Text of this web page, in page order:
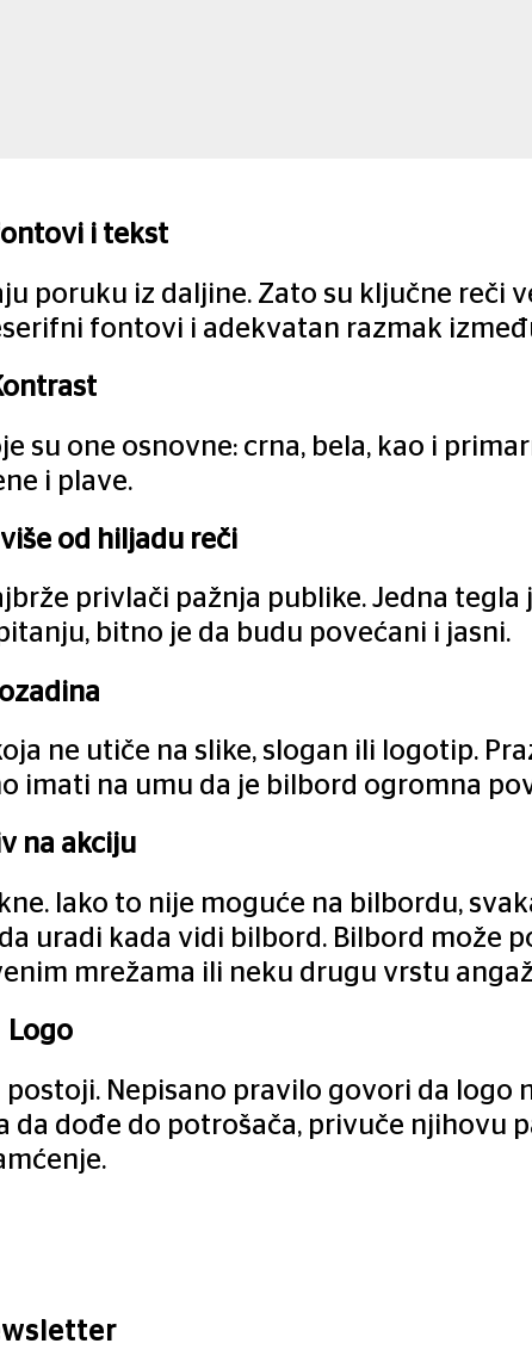
i tekst
poruku iz daljine. Zato su ključne reči
fontovi i adekvatan razmak
one osnovne: crna, bela, kao i
i plave.
od hiljadu reči
privlači pažnja publike. Jedna tegla
bitno je da budu povećani i jasni.
ne utiče na slike, slogan ili logotip.
imati na umu da je bilbord ogromna
na akciju
Iako to nije moguće na bilbordu,
uradi kada vidi bilbord. Bilbord može
mrežama ili neku drugu vrstu
Logo
Nepisano pravilo govori da logo
dođe do potrošača, privuče njihovu